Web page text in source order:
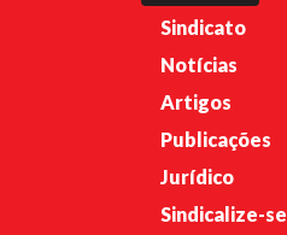
Sindicato
Notícias
Artigos
Publicações
Jurídico
Sindicalize-se